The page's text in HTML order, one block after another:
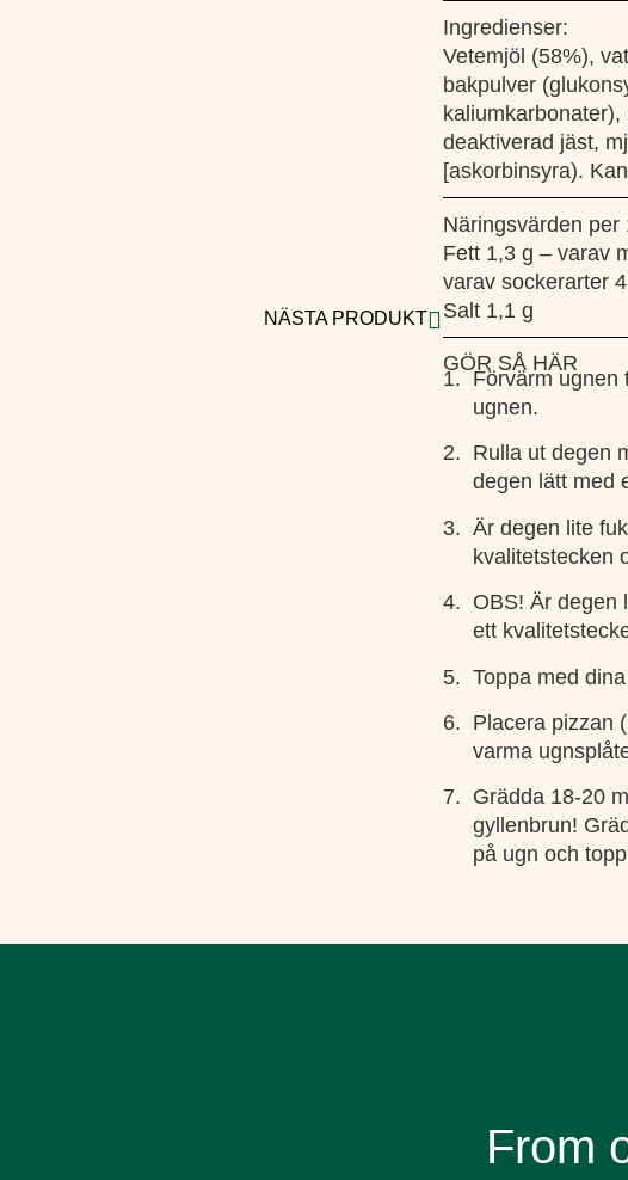
NÄSTA PRODUKT
Ingredienser:
Vetemjöl (58%),
bakpulver
deaktiverad jäst,
[askorbinsyra).
Näringsvärden per
Fett 1,3 g – varav
varav sockerarter
Salt 1,1 g
GÖR SÅ HÄR
1. Förvärm ugnen
ugnen.
2. Rulla ut degen
degen lätt med
3. Är degen lite
kvalitetstecken
4. OBS! Är degen
ett
5. Toppa med
6. Placera pizzan
varma
7. Grädda 18-20
gyllenbrun!
på ugn och
From